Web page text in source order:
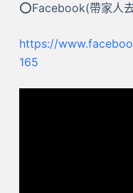
⭕Facebook(帶家人
https://
165